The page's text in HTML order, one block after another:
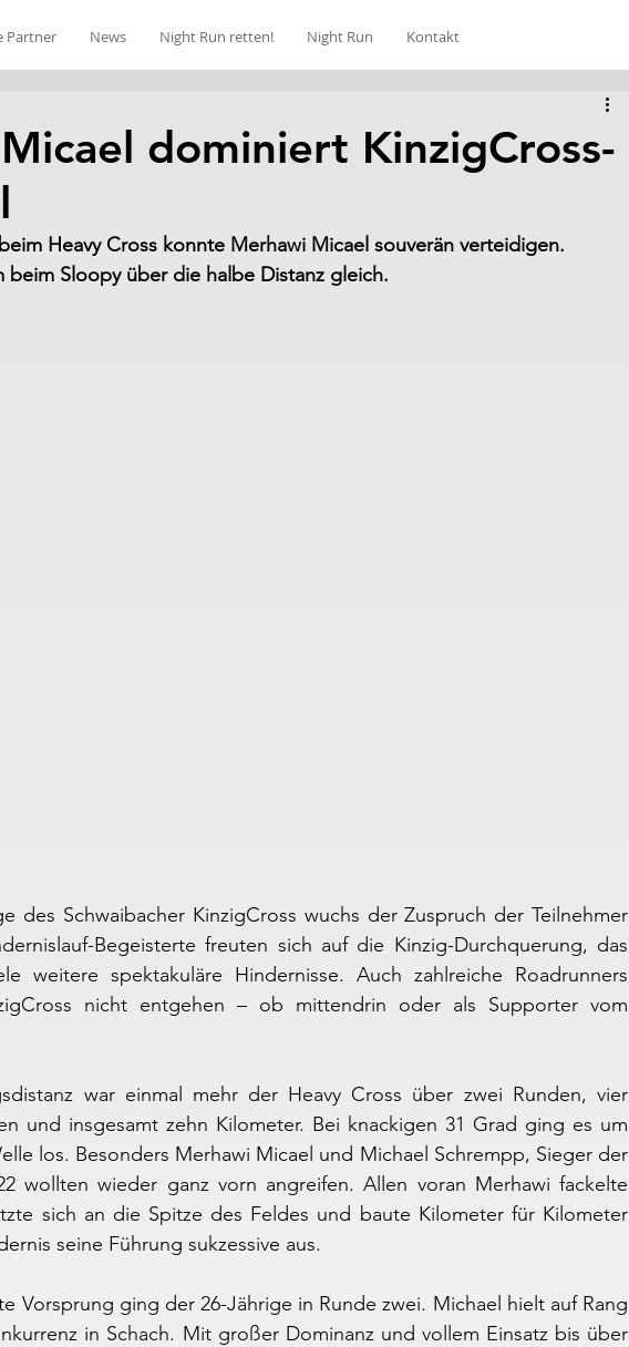
Partner News Night Run retten! Night Run Kontakt
dominiert KinzigCross-
Heavy Cross konnte Merhawi Micael souverän verteidigen.
beim Sloopy über die halbe Distanz gleich.
des Schwaibacher KinzigCross wuchs der Zuspruch der Teilnehmer
Begeisterte freuten sich auf die Kinzig-Durchquerung, das
weitere spektakuläre Hindernisse. Auch zahlreiche Roadrunners
nicht entgehen – ob mittendrin oder als Supporter vom
war einmal mehr der Heavy Cross über zwei Runden, vier
und insgesamt zehn Kilometer. Bei knackigen 31 Grad ging es um
los. Besonders Merhawi Micael und Michael Schrempp, Sieger der
wollten wieder ganz vorn angreifen. Allen voran Merhawi fackelte
sich an die Spitze des Feldes und baute Kilometer für Kilometer
seine Führung sukzessive aus.
Vorsprung ging der 26-Jährige in Runde zwei. Michael hielt auf Rang
in Schach. Mit großer Dominanz und vollem Einsatz bis über